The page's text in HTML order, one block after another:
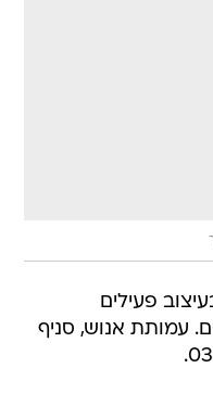
פעילים
מחיר: 35 שקלים. עמותת אנוש, סניף